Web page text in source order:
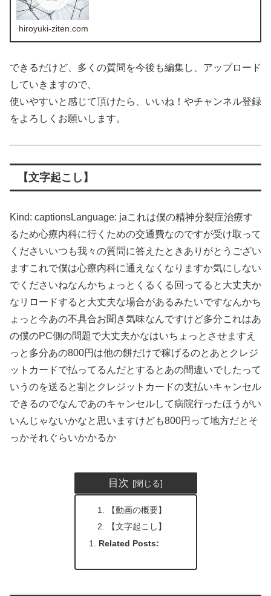
hiroyuki-ziten.com
できるだけど、多くの質問を今後も編集し、アップロード
していきますので、
使いやすいと感じて頂けたら、いいね！やチャンネル登録
をよろしくお願いします。
【文字起こし】
Kind: captionsLanguage: jaこれは僕の精神分裂症治療す
るため心療内科に行くための交通費なのですが受け取って
くださいいつも我々の質問に答えたときありがとうござい
ますこれで僕は心療内科に通えなくなりますか気にしない
でくださいねなんかちょっとくるくる回ってると大丈夫か
なリロードすると大丈夫な場合があるみたいですなんかち
ょっと今あの不具合お聞き気味なんですけど多分これはあ
の僕のPC側の問題で大丈夫かなはいちょっとさせますえ
っと多分あの800円は他の餅だけで稼げるのとあとクレジ
ットカードで払ってるんだとするとあの間違いでしたって
いうのを送ると割とクレジットカードの支払いキャンセル
できるのでなんであのキャンセルして病院行ったほうがい
いんじゃないかなと思いますけども800円って地方だとそ
っかそれぐらいかかるか
目次
【動画の概要】
【文字起こし】
Related Posts: